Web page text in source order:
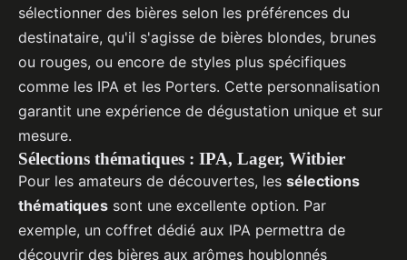
sélectionner des bières selon les préférences du
destinataire, qu'il s'agisse de bières blondes, brunes
ou rouges, ou encore de styles plus spécifiques
comme les IPA et les Porters. Cette personnalisation
garantit une expérience de dégustation unique et sur
mesure.
Sélections thématiques : IPA, Lager, Witbier
Pour les amateurs de découvertes, les sélections
thématiques sont une excellente option. Par
exemple, un coffret dédié aux IPA permettra de
découvrir des bières aux arômes houblonnés